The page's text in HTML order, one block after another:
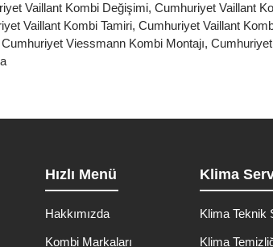
Vaillant Kombi Değişimi, Cumhuriyet Vaillant
Vaillant Kombi Tamiri, Cumhuriyet Vaillant
Cumhuriyet Viessmann Kombi Montajı,
Hızlı Menü
Hakkımızda
Kombi Markaları
Klima
Klima Teknik
Klima